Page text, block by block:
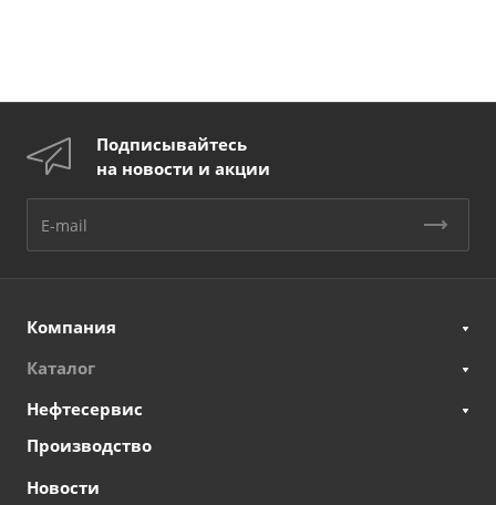
Подписывайтесь
на новости и акции
Компания
Каталог
Нефтесервис
Производство
Новости